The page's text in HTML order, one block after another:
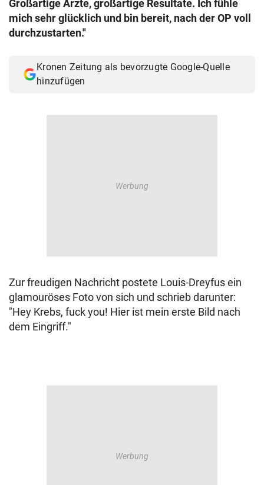
© Krone Multimedia GmbH & Co KG 2026
Muthgasse 2, 1190 Wien
Großartige Ärzte, großartige Resultate. Ich fühle
mich sehr glücklich und bin bereit, nach der OP voll
durchzustarten."
Kronen Zeitung als bevorzugte Google-Quelle
hinzufügen
Zur freudigen Nachricht postete Louis-Dreyfus ein
glamouröses Foto von sich und schrieb darunter:
"Hey Krebs, fuck you! Hier ist mein erste Bild nach
dem Eingriff."